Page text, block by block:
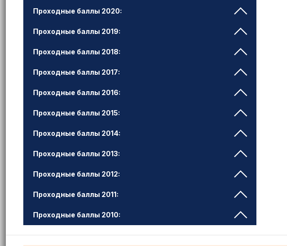
Проходные баллы 2020:
Проходные баллы 2019:
Проходные баллы 2018:
Проходные баллы 2017:
Проходные баллы 2016:
Проходные баллы 2015:
Проходные баллы 2014:
Проходные баллы 2013:
Проходные баллы 2012:
Проходные баллы 2011:
Проходные баллы 2010: